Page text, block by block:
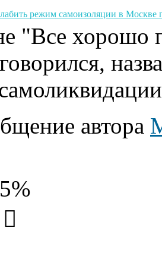
режим самоизоляции в Москве
"Все хорошо
автора
5%